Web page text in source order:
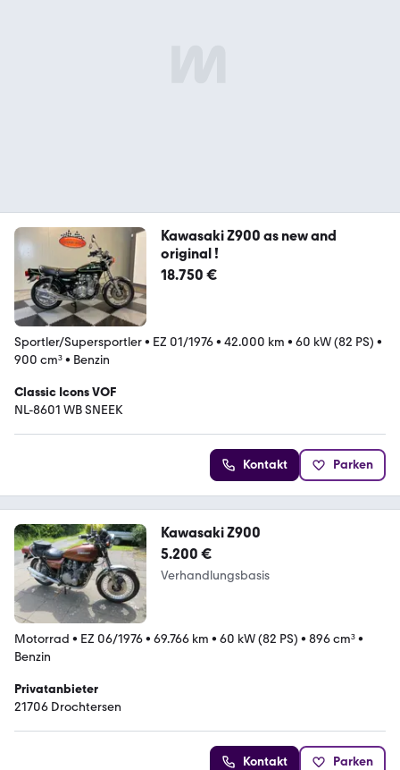
Kawasaki Z900 as new and
original !
18.750 €
Sportler/Supersportler• EZ 01/1976• 42.000 km • 60 kW (82 PS) •
900 cm³• Benzin
Classic Icons VOF
NL-8601 WB SNEEK
Kontakt Parken
Kawasaki Z900
5.200 €
Verhandlungsbasis
Motorrad • EZ 06/1976• 69.766 km • 60 kW (82 PS) • 896 cm³•
Benzin
Privatanbieter
21706 Drochtersen
Kontakt Parken